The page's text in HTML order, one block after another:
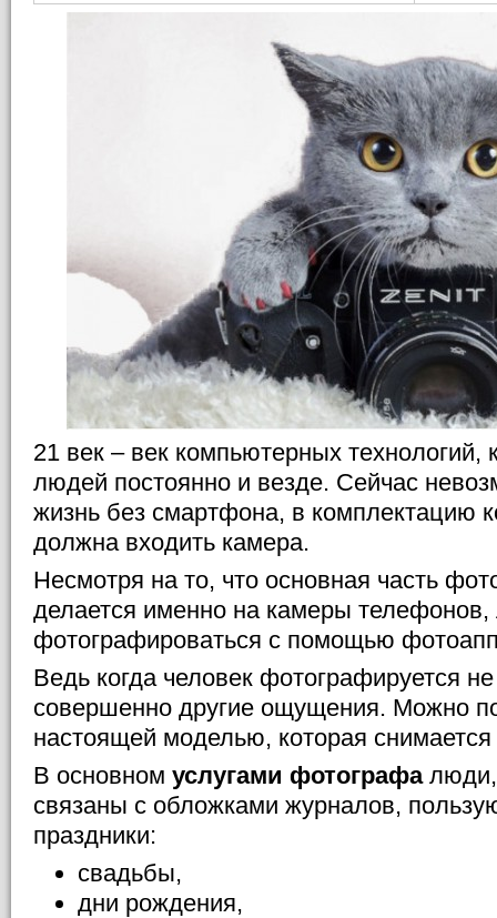
21 век – век компьютерных технологий,
людей постоянно и везде. Сейчас
жизнь без смартфона, в комплектацию
должна входить камера.
Несмотря на то, что основная часть
делается именно на камеры
фотографироваться с помощью
Ведь когда человек фотографируется
совершенно другие ощущения. Можно
настоящей моделью, которая
В основном услугами фотографалюди,
связаны с обложками журналов,
праздники:
свадьбы,
дни рождения,